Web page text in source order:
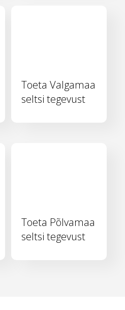
Toeta Valgamaa
seltsi tegevust
Toeta Põlvamaa
seltsi tegevust